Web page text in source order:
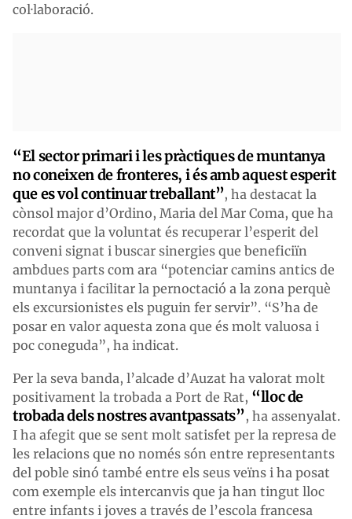
col·laboració.
“El sector primari i les pràctiques de muntanya
no coneixen de fronteres, i és amb aquest esperit
que es vol continuar treballant”, ha destacat la
cònsol major d’Ordino, Maria del Mar Coma, que ha
recordat que la voluntat és recuperar l’esperit del
conveni signat i buscar sinergies que beneficiïn
ambdues parts com ara “potenciar camins antics de
muntanya i facilitar la pernoctació a la zona perquè
els excursionistes els puguin fer servir”. “S’ha de
posar en valor aquesta zona que és molt valuosa i
poc coneguda”, ha indicat.
Per la seva banda, l’alcade d’Auzat ha valorat molt
positivament la trobada a Port de Rat, “lloc de
trobada dels nostres avantpassats”, ha assenyalat.
I ha afegit que se sent molt satisfet per la represa de
les relacions que no només són entre representants
del poble sinó també entre els seus veïns i ha posat
com exemple els intercanvis que ja han tingut lloc
entre infants i joves a través de l’escola francesa